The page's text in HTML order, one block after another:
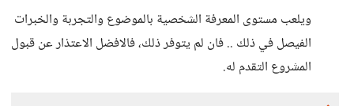
ويلعب مستوى المعرفة الشخصية بالموضوع والتجربة والخبرات
الفيصل في ذلك .. فان لم يتوفر ذلك، فالافضل الاعتذار عن قبول
المشروع التقدم له.